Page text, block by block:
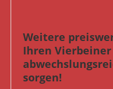
Weitere
Ihren
sorgen!